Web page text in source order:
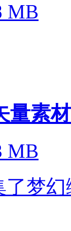
MB
量素材
MB
梦